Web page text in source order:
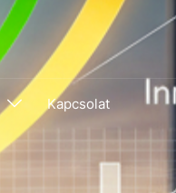
Kapcsolat